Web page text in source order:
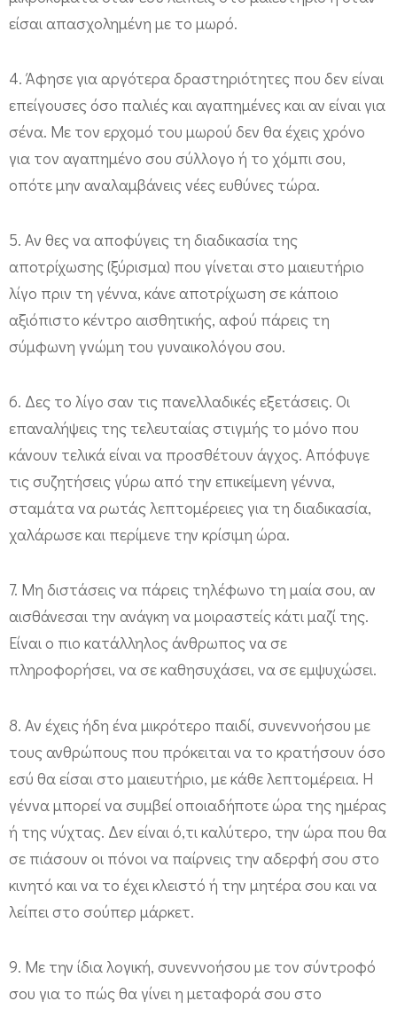
είσαι απασχολημένη με το μωρό.
4. Άφησε για αργότερα δραστηριότητες που δεν είναι
επείγουσες όσο παλιές και αγαπημένες και αν είναι για
σένα. Με τον ερχομό του μωρού δεν θα έχεις χρόνο
για τον αγαπημένο σου σύλλογο ή το χόμπι σου,
οπότε μην αναλαμβάνεις νέες ευθύνες τώρα.
5. Αν θες να αποφύγεις τη διαδικασία της
αποτρίχωσης (ξύρισμα) που γίνεται στο μαιευτήριο
λίγο πριν τη γέννα, κάνε αποτρίχωση σε κάποιο
αξιόπιστο κέντρο αισθητικής, αφού πάρεις τη
σύμφωνη γνώμη του γυναικολόγου σου.
6. Δες το λίγο σαν τις πανελλαδικές εξετάσεις. Οι
επαναλήψεις της τελευταίας στιγμής το μόνο που
κάνουν τελικά είναι να προσθέτουν άγχος. Απόφυγε
τις συζητήσεις γύρω από την επικείμενη γέννα,
σταμάτα να ρωτάς λεπτομέρειες για τη διαδικασία,
χαλάρωσε και περίμενε την κρίσιμη ώρα.
7. Μη διστάσεις να πάρεις τηλέφωνο τη μαία σου, αν
αισθάνεσαι την ανάγκη να μοιραστείς κάτι μαζί της.
Είναι ο πιο κατάλληλος άνθρωπος να σε
πληροφορήσει, να σε καθησυχάσει, να σε εμψυχώσει.
8. Αν έχεις ήδη ένα μικρότερο παιδί, συνεννοήσου με
τους ανθρώπους που πρόκειται να το κρατήσουν όσο
εσύ θα είσαι στο μαιευτήριο, με κάθε λεπτομέρεια. Η
γέννα μπορεί να συμβεί οποιαδήποτε ώρα της ημέρας
ή της νύχτας. Δεν είναι ό,τι καλύτερο, την ώρα που θα
σε πιάσουν οι πόνοι να παίρνεις την αδερφή σου στο
κινητό και να το έχει κλειστό ή την μητέρα σου και να
λείπει στο σούπερ μάρκετ.
9. Με την ίδια λογική, συνεννοήσου με τον σύντροφό
σου για το πώς θα γίνει η μεταφορά σου στο